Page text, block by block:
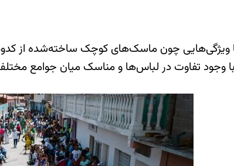
ویژگی‌هایی چون ماسک‌های کوچک ساخته‌شده از
وجود تفاوت در لباس‌ها و مناسک میان جوامع